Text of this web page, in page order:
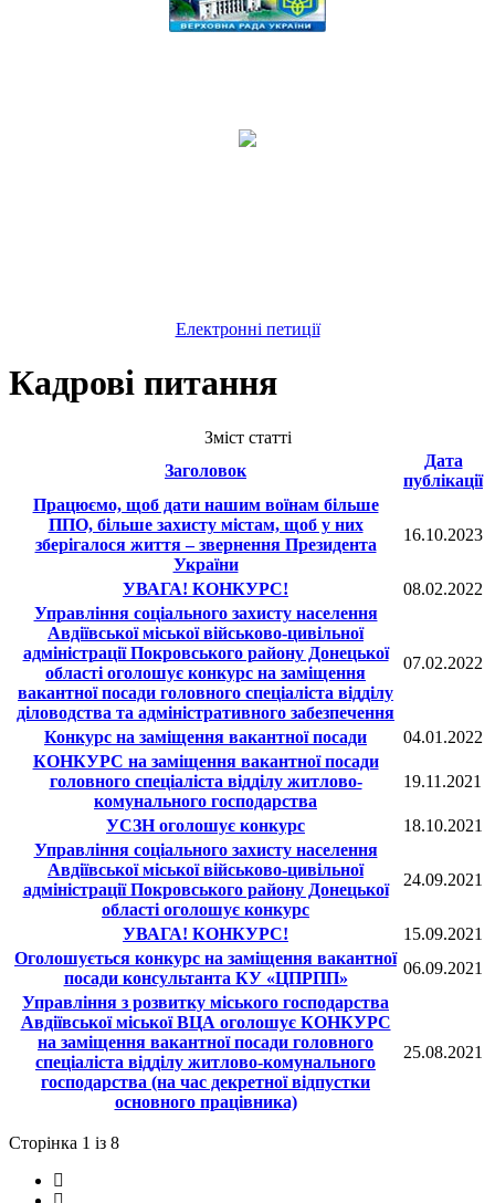
Електронні петиції
Кадрові питання
Зміст статті
Заголовок
Дата
публікації
Працюємо, щоб дати нашим воїнам більше
ППО, більше захисту містам, щоб у них
зберігалося життя – звернення Президента
України
16.10.2023
УВАГА! КОНКУРС!
08.02.2022
Управління соціального захисту населення
Авдіївської міської військово-цивільної
адміністрації Покровського району Донецької
області оголошує конкурс на заміщення
вакантної посади головного спеціаліста відділу
діловодства та адміністративного забезпечення
07.02.2022
Конкурс на заміщення вакантної посади
04.01.2022
КОНКУРС на заміщення вакантної посади
головного спеціаліста відділу житлово-
комунального господарства
19.11.2021
УСЗН оголошує конкурс
18.10.2021
Управління соціального захисту населення
Авдіївської міської військово-цивільної
адміністрації Покровського району Донецької
області оголошує конкурс
24.09.2021
УВАГА! КОНКУРС!
15.09.2021
Оголошується конкурс на заміщення вакантної
посади консультанта КУ «ЦПРПП»
06.09.2021
Управління з розвитку міського господарства
Авдіївської міської ВЦА оголошує КОНКУРС
на заміщення вакантної посади головного
спеціаліста відділу житлово-комунального
господарства (на час декретної відпустки
основного працівника)
25.08.2021
Сторінка 1 із 8